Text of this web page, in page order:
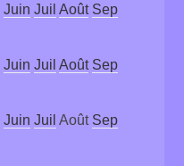
Juin Juil Août Sep
Juin Juil Août Sep
Juin Juil Août Sep